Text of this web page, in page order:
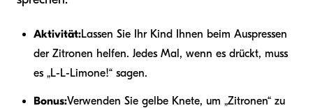
Aktivität:Lassen Sie Ihr Kind Ihnen beim Auspressen
der Zitronen helfen. Jedes Mal, wenn es drückt, muss
es „L-L-Limone!“ sagen.
Bonus:Verwenden Sie gelbe Knete, um „Zitronen“ zu